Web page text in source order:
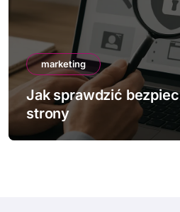
marketing
Jak sprawdzić
strony